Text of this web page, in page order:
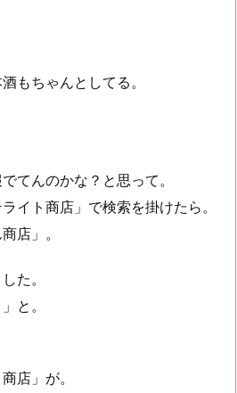
もちゃんとしてる。
てんのかな？と思って。
イト商店」で検索を掛けたら。
店」。
た。
と。
店」が。